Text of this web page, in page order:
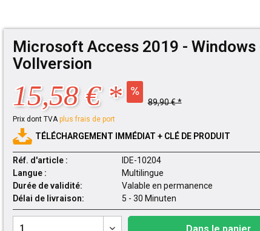
Microsoft Access 2019 - Windows
Vollversion
15,58 € * 89,90 € *
Prix dont TVAplus frais de port
TÉLÉCHARGEMENT IMMÉDIAT + CLÉ DE PRODUIT
Réf. d'article :
IDE-10204
Langue :
Multilingue
Durée de validité:
Valable en permanence
Délai de livraison:
5 - 30 Minuten